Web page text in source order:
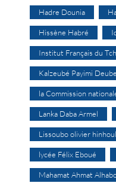
Hadre Dounia
Hissène Habré
Institut Français du
Kalzeubé Payimi
la Commission
Lanka Daba Armel
Lissoubo olivier
lycée Félix Eboué
Mahamat Ahmat